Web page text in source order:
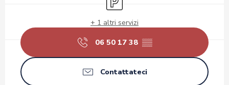
+ 1 altri servizi
06 50 17 38 ▒▒
Contattateci